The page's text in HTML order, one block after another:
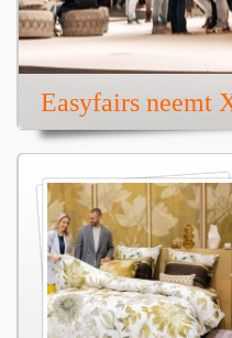
Easyfairs neemt